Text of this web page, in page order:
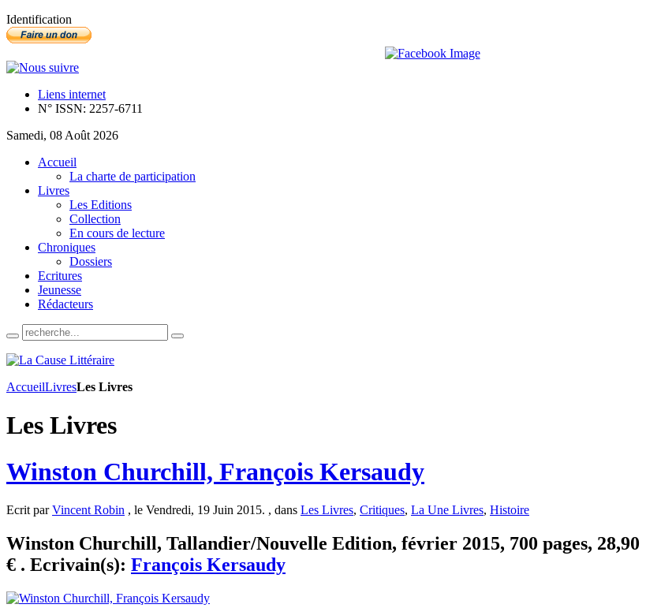
Identification
Liens internet
N° ISSN: 2257-6711
Samedi, 08 Août 2026
Accueil
La charte de participation
Livres
Les Editions
Collection
En cours de lecture
Chroniques
Dossiers
Ecritures
Jeunesse
Rédacteurs
AccueilLivresLes Livres
Les Livres
Winston Churchill, François Kersaudy
Ecrit parVincent Robin , le Vendredi, 19 Juin 2015. , dans Les Livres, Critiques, La Une Livres, Histoire
Winston Churchill, Tallandier/Nouvelle Edition, février 2015, 700 pages, 28,90
€ . Ecrivain(s): François Kersaudy